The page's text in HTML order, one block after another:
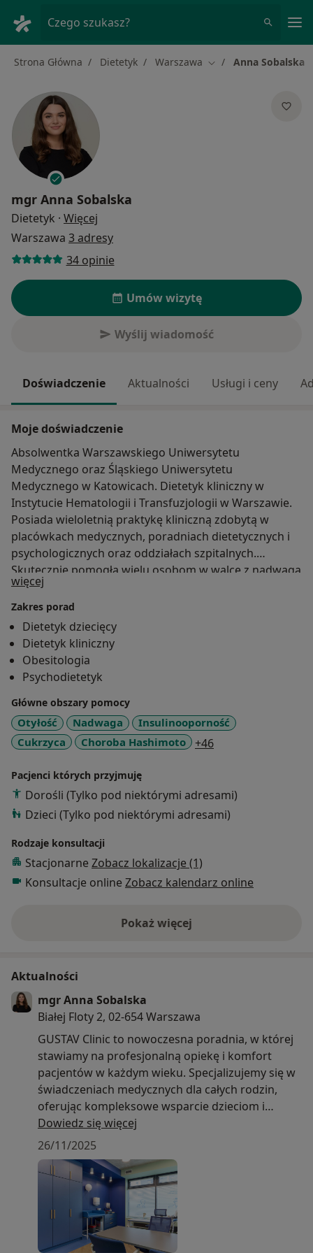
Czego szukasz?
Strona Główna Dietetyk Warszawa Zmień miasto
Anna Sobalska
mgr Anna Sobalska
Dietetyk · Więcej
Warszawa 3 adresy
34 opinie
Umów wizytę
Wyślij wiadomość
Doświadczenie Aktualności Usługi i ceny
Moje doświadczenie
Absolwentka Warszawskiego Uniwersytetu
Medycznego oraz Śląskiego Uniwersytetu
Medycznego w Katowicach. Dietetyk kliniczny w
Instytucie Hematologii i Transfuzjologii w Warszawie.
Posiada wieloletnią praktykę kliniczną zdobytą w
placówkach medycznych, poradniach dietetycznych i
psychologicznych oraz oddziałach szpitalnych.
Skutecznie pomogła wielu osobom w walce z nadwagą
i otyłością. Ma doświadczenie w profilaktyce oraz
leczeniu chorób dietozależnych, onkologicznych,
nietolerancji i alergii pokarmowych oraz niedoborów
żywieniowych. Bilansuje jadłospisy dla dzieci,
młodzieży i osób dorosłych. Oferuje wsparcie w
redukcji masy ciała oraz budowaniu zdrowych
nawyków żywieniowych.
więcej
Zakres porad
Dietetyk dziecięcy
Dietetyk kliniczny
Obesitologia
Psychodietetyk
Główne obszary pomocy
Otyłość Nadwaga
Insulinooporność
Cukrzyca
Choroba Hashimoto +46
Pacjenci których przyjmuję
Dorośli (Tylko pod niektórymi adresami)
Dzieci (Tylko pod niektórymi adresami)
Rodzaje konsultacji
Stacjonarne Zobacz lokalizacje (1)
Konsultacje online Zobacz kalendarz online
Pokaż więcejo doświadczeniu
Aktualności
mgr Anna Sobalska
Białej Floty 2, 02-654 Warszawa
GUSTAV Clinic to nowoczesna poradnia, w której
stawiamy na profesjonalną opiekę i komfort
pacjentów w każdym wieku. Specjalizujemy się w
świadczeniach medycznych dla całych rodzin,
oferując kompleksowe wsparcie dzieciom i
dorosłym w ramach konsultacji lekarskich,
diagnostyki i terapii.
W naszej klinice przyjmują doświadczeni lekarze:
ortopedzi, neurolodzy, alergolodzy,
pulmonolodzy, dermatolodzy oraz chirurg
dziecięcy. Pacjentów wspierają również
fizjoterapeuci dziecięcy, neurologopeda (dla
Dowiedz się więcej
26/11/2025